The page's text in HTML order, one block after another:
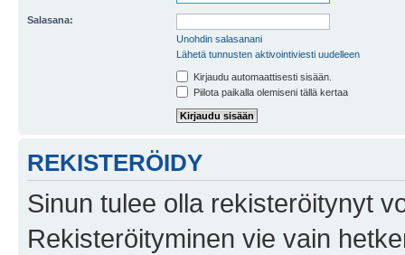
Salasana:
Unohdin salasanani
Lähetä tunnusten aktivointiviesti uudelleen
Kirjaudu automaattisesti sisään.
Piilota paikalla olemiseni tällä kertaa
REKISTERÖIDY
Sinun tulee olla rekisteröitynyt
Rekisteröityminen vie vain